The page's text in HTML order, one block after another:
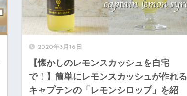
2020年3月16日
【懐かしのレモンスカッシュを自宅
で！】簡単にレモンスカッシュが作れる
キャプテンの「レモンシロップ」を紹